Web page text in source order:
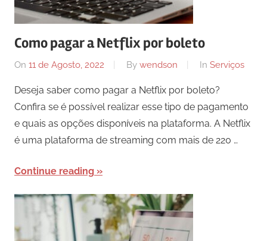
Como pagar a Netflix por boleto
On 11 de Agosto, 2022 By wendson In Serviços
Deseja saber como pagar a Netflix por boleto?
Confira se é possível realizar esse tipo de pagamento
e quais as opções disponíveis na plataforma. A Netflix
é uma plataforma de streaming com mais de 220 …
Continue reading